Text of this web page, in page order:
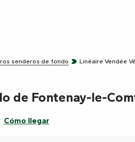
senderos de fondo Linéaire Vendée
de Fontenay-le-
Cómo llegar